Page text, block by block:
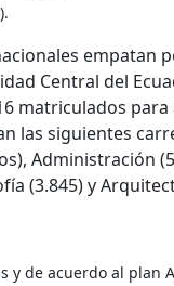
empatan
Central del
matriculados para
las siguientes
Administración
(3.845) y
y de acuerdo al plan